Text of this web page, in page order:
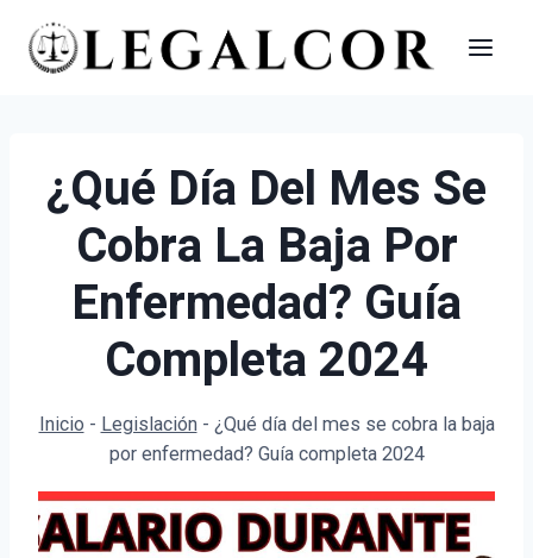
Saltar
¿Qué Día Del Mes Se
Cobra La Baja Por
Enfermedad? Guía
Completa 2024
Inicio - Legislación - ¿Qué día del mes se cobra la baja
por enfermedad? Guía completa 2024